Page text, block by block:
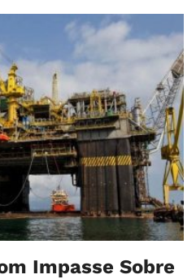
Impasse Sobre